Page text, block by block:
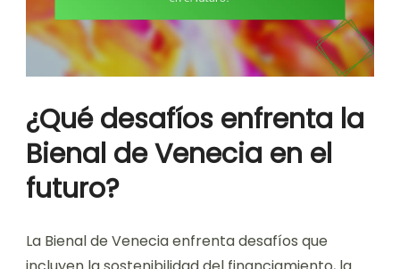
¿Qué desafíos enfrenta la
Bienal de Venecia en el
futuro?
La Bienal de Venecia enfrenta desafíos que